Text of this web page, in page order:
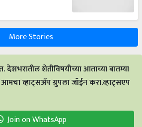
More Stories
शेतीविषयीच्या आताच्या बातम्या
व्हाट्सअँप ग्रुपला जॉईन करा.व्हाट्सएप
Join on WhatsApp